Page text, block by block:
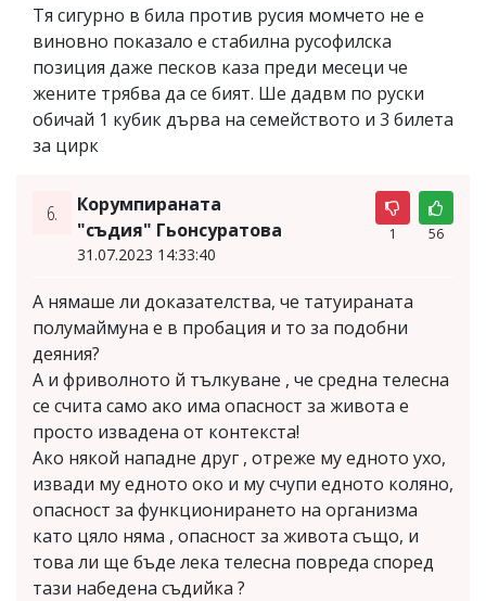
Тя сигурно в била против русия момчето не е
виновно показало е стабилна русофилска
позиция даже песков каза преди месеци че
жените трябва да се бият. Ше дадвм по руски
обичай 1 кубик дърва на семейството и 3 билета
за цирк
6.
Корумпираната
"съдия" Гьонсуратова
31.07.2023 14:33:40
1 56
А нямаше ли доказателства, че татуираната
полумаймуна е в пробация и то за подобни
деяния?
А и фриволното й тълкуване , че средна телесна
се счита само ако има опасност за живота е
просто извадена от контекста!
Ако някой нападне друг , отреже му едното ухо,
извади му едното око и му счупи едното коляно,
опасност за функционирането на организма
като цяло няма , опасност за живота също, и
това ли ще бъде лека телесна повреда според
тази набедена съдийка ?